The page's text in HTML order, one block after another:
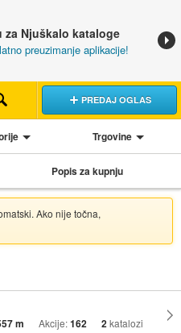
za Njuškalo kataloge
preuzimanje aplikacije!
PREDAJ OGLAS
Trgovine
Popis za kupnju
Ako nije točna,
m Akcije:162 2katalozi